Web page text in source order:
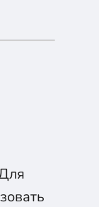
для IT" и